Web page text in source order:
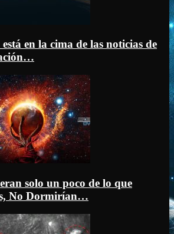
en la cima de las noticias de
solo un poco de lo que
No Dormirían…